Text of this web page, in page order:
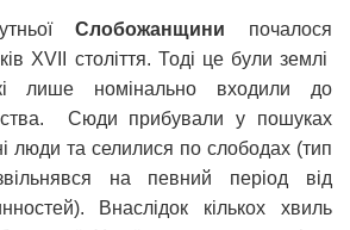
Слобожанщини почалося
XVІІ століття. Тоді це були землі
лише номінально входили до
Сюди прибували у пошуках
люди та селилися по слободах (тип
на певний період від
Внаслідок кількох хвиль